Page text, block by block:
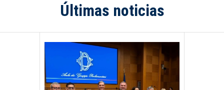
Últimas noticias